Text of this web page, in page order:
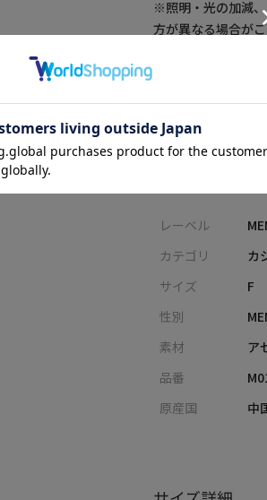
※照明・光の加減
方が異なる場合がご
※画像はサンプル
※サイズは弊社規
レーベル
カテゴリ
カ
サイズ
F
性別
素材
ア
品番
原産国
中